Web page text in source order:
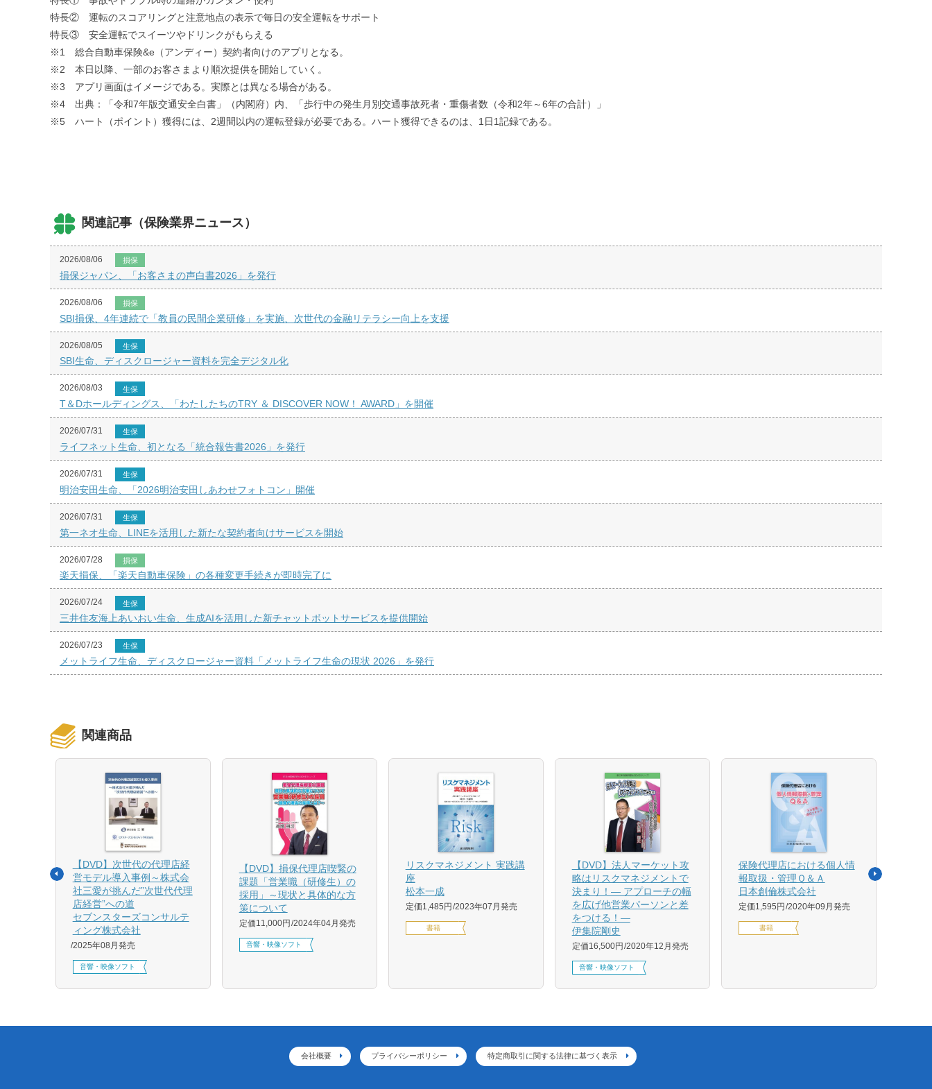
特長② 運転のスコアリングと注意地点の表示で毎日の安全運転をサポート
特長③ 安全運転でスイーツやドリンクがもらえる
※1 総合自動車保険&e（アンディー）契約者向けのアプリとなる。
※2 本日以降、一部のお客さまより順次提供を開始していく。
※3 アプリ画面はイメージである。実際とは異なる場合がある。
※4 出典：「令和7年版交通安全白書」（内閣府）内、「歩行中の発生月別交通事故死者・重傷者数（令和2年～6年の合計）」
※5 ハート（ポイント）獲得には、2週間以内の運転登録が必要である。ハート獲得できるのは、1日1記録である。
関連記事（保険業界ニュース）
2026/08/06 損保
損保ジャパン、「お客さまの声白書2026」を発行
2026/08/06 損保
SBI損保、4年連続で「教員の民間企業研修」を実施、次世代の金融リテラシー向上を支援
2026/08/05 生保
SBI生命、ディスクロージャー資料を完全デジタル化
2026/08/03 生保
T＆Dホールディングス、「わたしたちのTRY ＆ DISCOVER NOW！ AWARD」を開催
2026/07/31 生保
ライフネット生命、初となる「統合報告書2026」を発行
2026/07/31 生保
明治安田生命、「2026明治安田しあわせフォトコン」開催
2026/07/31 生保
第一ネオ生命、LINEを活用した新たな契約者向けサービスを開始
2026/07/28 損保
楽天損保、「楽天自動車保険」の各種変更手続きが即時完了に
2026/07/24 生保
三井住友海上あいおい生命、生成AIを活用した新チャットボットサービスを提供開始
2026/07/23 生保
メットライフ生命、ディスクロージャー資料「メットライフ生命の現状 2026」を発行
関連商品
【DVD】次世代の代理店経
営モデル導入事例～株式会
社三愛が挑んだ”次世代代理
店経営”への道
セブンスターズコンサルテ
ィング株式会社
2025年08月発売
音響・映像ソフト
【DVD】損保代理店喫緊の
課題「営業職（研修生）の
採用」～現状と具体的な方
策について
定価11,000円 2024年04月発売
音響・映像ソフト
リスクマネジメント 実践講
座
松本一成
定価1,485円 2023年07月発売
書籍
【DVD】法人マーケット攻
略はリスクマネジメントで
決まり！― アプローチの幅
を広げ他営業パーソンと差
をつける！―
伊集院剛史
定価16,500円 2020年12月発売
音響・映像ソフト
保険代理店における個人情
報取扱・管理Ｑ＆Ａ
日本創倫株式会社
定価1,595円 2020年09月発売
書籍
会社概要 プライバシーポリシー 特定商取引に関する法律に基づく表示